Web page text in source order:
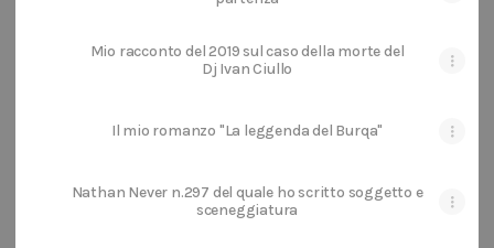
Mio racconto del 2019 sul caso della morte del
Dj Ivan Ciullo
Il mio romanzo "La leggenda del Burqa"
Nathan Never n.297 del quale ho scritto soggetto e
sceneggiatura